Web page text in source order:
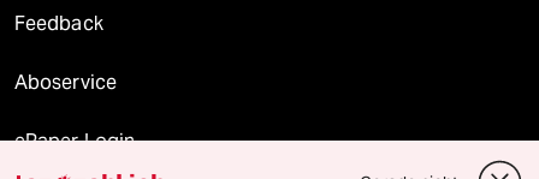
Feedback
Aboservice
ePaper Login